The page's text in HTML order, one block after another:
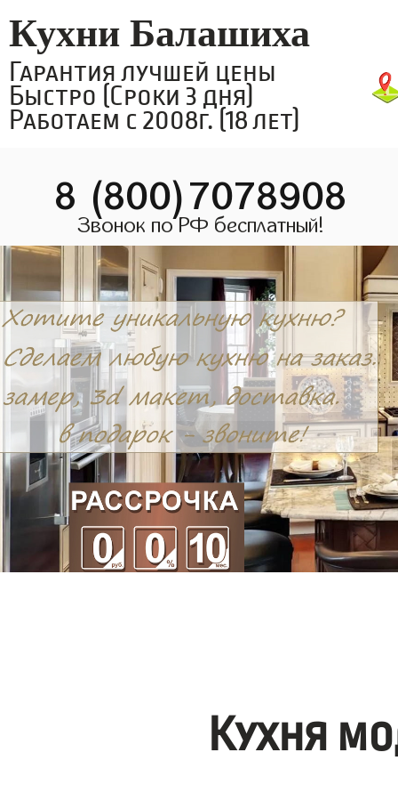
Кухни Балашиха
Гарантия лучшей цены
Быстро (Сроки 3 дня)
Работаем с 2008г. (18 лет)
8 (800)7078908
Звонок по РФ бесплатный!
Кухня